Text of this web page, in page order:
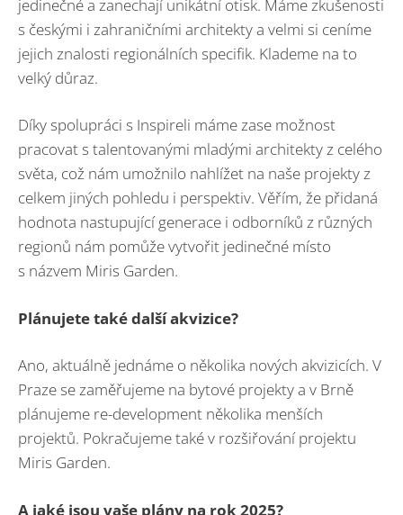
jedinečné a zanechají unikátní otisk. Máme zkušenosti
s českými i zahraničními architekty a velmi si ceníme
jejich znalosti regionálních specifik. Klademe na to
velký důraz.
Díky spolupráci s Inspireli máme zase možnost
pracovat s talentovanými mladými architekty z celého
světa, což nám umožnilo nahlížet na naše projekty z
celkem jiných pohledu i perspektiv. Věřím, že přidaná
hodnota nastupující generace i odborníků z různých
regionů nám pomůže vytvořit jedinečné místo
s názvem Miris Garden.
Plánujete také další akvizice?
Ano, aktuálně jednáme o několika nových akvizicích. V
Praze se zaměřujeme na bytové projekty a v Brně
plánujeme re-development několika menších
projektů. Pokračujeme také v rozšiřování projektu
Miris Garden.
A jaké jsou vaše plány na rok 2025?